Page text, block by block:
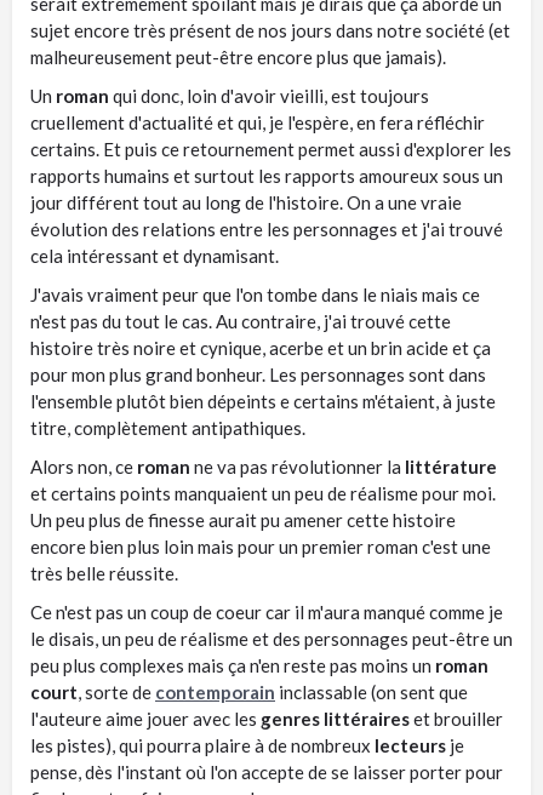
sujet encore très présent de nos jours dans notre société (et
malheureusement peut-être encore plus que jamais).
Un roman qui donc, loin d'avoir vieilli, est toujours
cruellement d'actualité et qui, je l'espère, en fera réfléchir
certains. Et puis ce retournement permet aussi d'explorer les
rapports humains et surtout les rapports amoureux sous un
jour différent tout au long de l'histoire. On a une vraie
évolution des relations entre les personnages et j'ai trouvé
cela intéressant et dynamisant.
J'avais vraiment peur que l'on tombe dans le niais mais ce
n'est pas du tout le cas. Au contraire, j'ai trouvé cette
histoire très noire et cynique, acerbe et un brin acide et ça
pour mon plus grand bonheur. Les personnages sont dans
l'ensemble plutôt bien dépeints e certains m'étaient, à juste
titre, complètement antipathiques.
Alors non, ce roman ne va pas révolutionner la littérature
et certains points manquaient un peu de réalisme pour moi.
Un peu plus de finesse aurait pu amener cette histoire
encore bien plus loin mais pour un premier roman c'est une
très belle réussite.
Ce n'est pas un coup de coeur car il m'aura manqué comme je
le disais, un peu de réalisme et des personnages peut-être un
peu plus complexes mais ça n'en reste pas moins un roman
court , sorte de contemporain inclassable (on sent que
l'auteure aime jouer avec les genres littéraireset brouiller
les pistes), qui pourra plaire à de nombreux lecteurs je
pense, dès l'instant où l'on accepte de se laisser porter pour